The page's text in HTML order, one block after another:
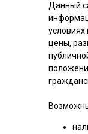
Данный
цены,